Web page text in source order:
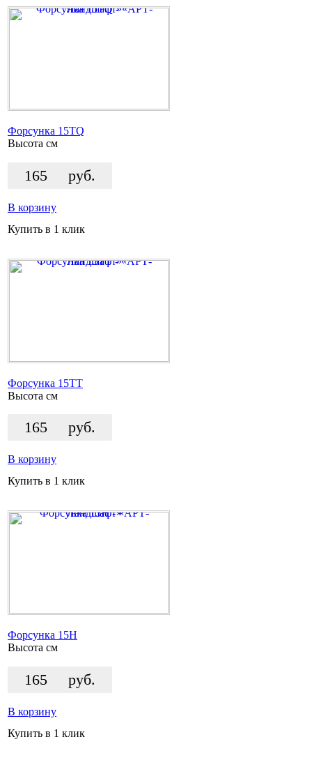
Форсунка 15TQ
Высота см
165 руб.
В корзину
Купить в 1 клик
Форсунка 15TT
Высота см
165 руб.
В корзину
Купить в 1 клик
Форсунка 15H
Высота см
165 руб.
В корзину
Купить в 1 клик